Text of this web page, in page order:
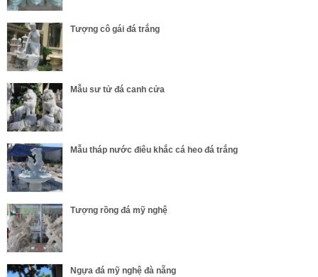
Tượng cô gái đá trắng
Mẫu sư tử đá canh cửa
Mẫu tháp nước điêu khắc cá heo đá trắng
Tượng rồng đá mỹ nghệ
Ngựa đá mỹ nghệ đà nẵng